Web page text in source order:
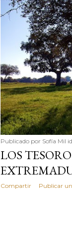
Publicado por Sofía Mil
LOS
Compartir Publicar